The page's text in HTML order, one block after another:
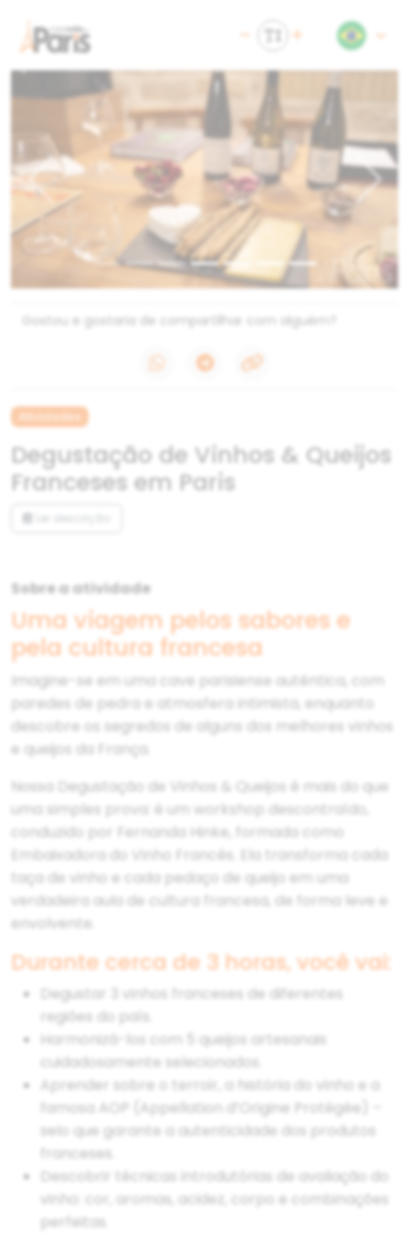
Previous Next
Gostou e gostaria de compartilhar com alguém?
Atividades
Degustação de Vinhos & Queijos
Franceses em Paris
Sobre a atividade
Uma viagem pelos sabores e
pela cultura francesa
Imagine-se em uma cave parisiense autêntica, com
paredes de pedra e atmosfera intimista, enquanto
descobre os segredos de alguns dos melhores vinhos
e queijos da França.
Nossa Degustação de Vinhos & Queijos é mais do que
uma simples prova: é um workshop descontraído,
conduzido por Fernanda Hinke, formada como
Embaixadora do Vinho Francês. Ela transforma cada
taça de vinho e cada pedaço de queijo em uma
verdadeira aula de cultura francesa, de forma leve e
envolvente.
Durante cerca de 3 horas, você vai:
Degustar 3 vinhos franceses de diferentes
regiões do país.
Harmonizá-los com 5 queijos artesanais
cuidadosamente selecionados.
Aprender sobre o terroir, a história do vinho e a
famosa AOP (Appellation d’Origine Protégée) –
selo que garante a autenticidade dos produtos
franceses.
Descobrir técnicas introdutórias de avaliação do
vinho: cor, aromas, acidez, corpo e combinações
perfeitas.